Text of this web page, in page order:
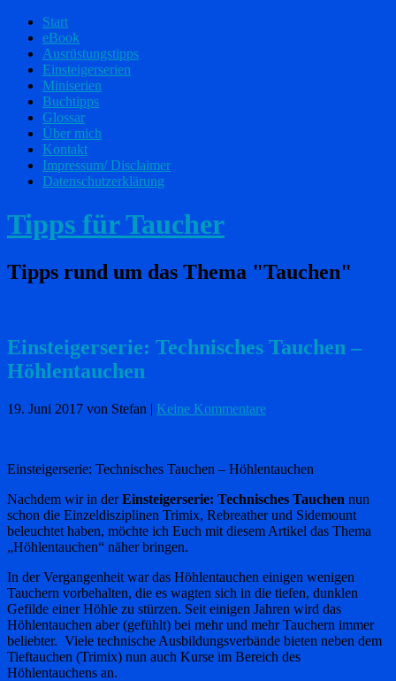
Start
eBook
Ausrüstungstipps
Einsteigerserien
Miniserien
Buchtipps
Glossar
Über mich
Kontakt
Impressum/ Disclaimer
Datenschutzerklärung
Tipps für Taucher
Tipps rund um das Thema "Tauchen"
Einsteigerserie: Technisches Tauchen –
Höhlentauchen
19. Juni 2017 von Stefan | Keine Kommentare
Einsteigerserie: Technisches Tauchen – Höhlentauchen
Nachdem wir in derEinsteigerserie: Technisches Tauchen nun
schon die Einzeldisziplinen Trimix, Rebreather und Sidemount
beleuchtet haben, möchte ich Euch mit diesem Artikel das Thema
„Höhlentauchen“ näher bringen.
In der Vergangenheit war das Höhlentauchen einigen wenigen
Tauchern vorbehalten, die es wagten sich in die tiefen, dunklen
Gefilde einer Höhle zu stürzen. Seit einigen Jahren wird das
Höhlentauchen aber (gefühlt) bei mehr und mehr Tauchern immer
beliebter. Viele technische Ausbildungsverbände bieten neben dem
Tieftauchen (Trimix) nun auch Kurse im Bereich des
Höhlentauchens an.